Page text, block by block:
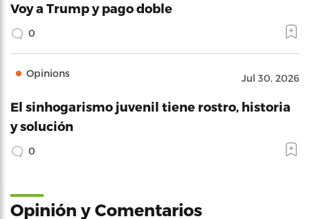
Voy a Trump y pago doble
0
Opinions Jul 30, 2026
El sinhogarismo juvenil tiene rostro, historia
y solución
0
Opinión y Comentarios